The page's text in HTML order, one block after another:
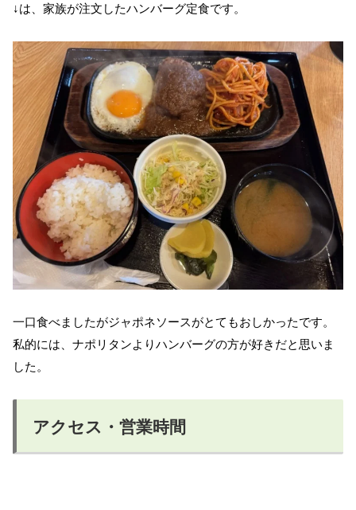
↓は、家族が注文したハンバーグ定食です。
一口食べましたがジャポネソースがとてもおしかったです。
私的には、ナポリタンよりハンバーグの方が好きだと思いま
した。
アクセス・営業時間